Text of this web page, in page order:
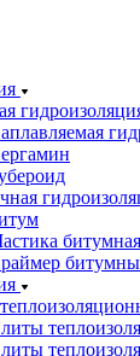
битумная